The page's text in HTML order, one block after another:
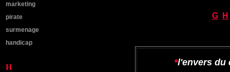
marketing
pirate
surmenage
handicap
H
G H
*l'envers du